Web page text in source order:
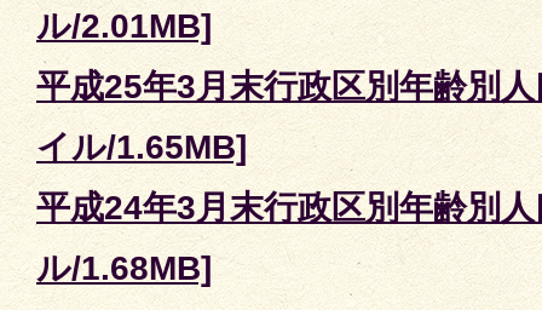
ル/2.01MB]
平成25年3月末行政区別年齢別
イル/1.65MB]
平成24年3月末行政区別年齢別
ル/1.68MB]